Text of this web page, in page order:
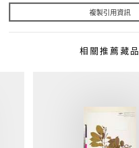
複製引用資訊
相關推薦藏品